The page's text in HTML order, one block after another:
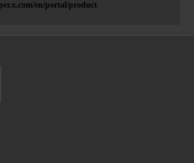
en/portal/product